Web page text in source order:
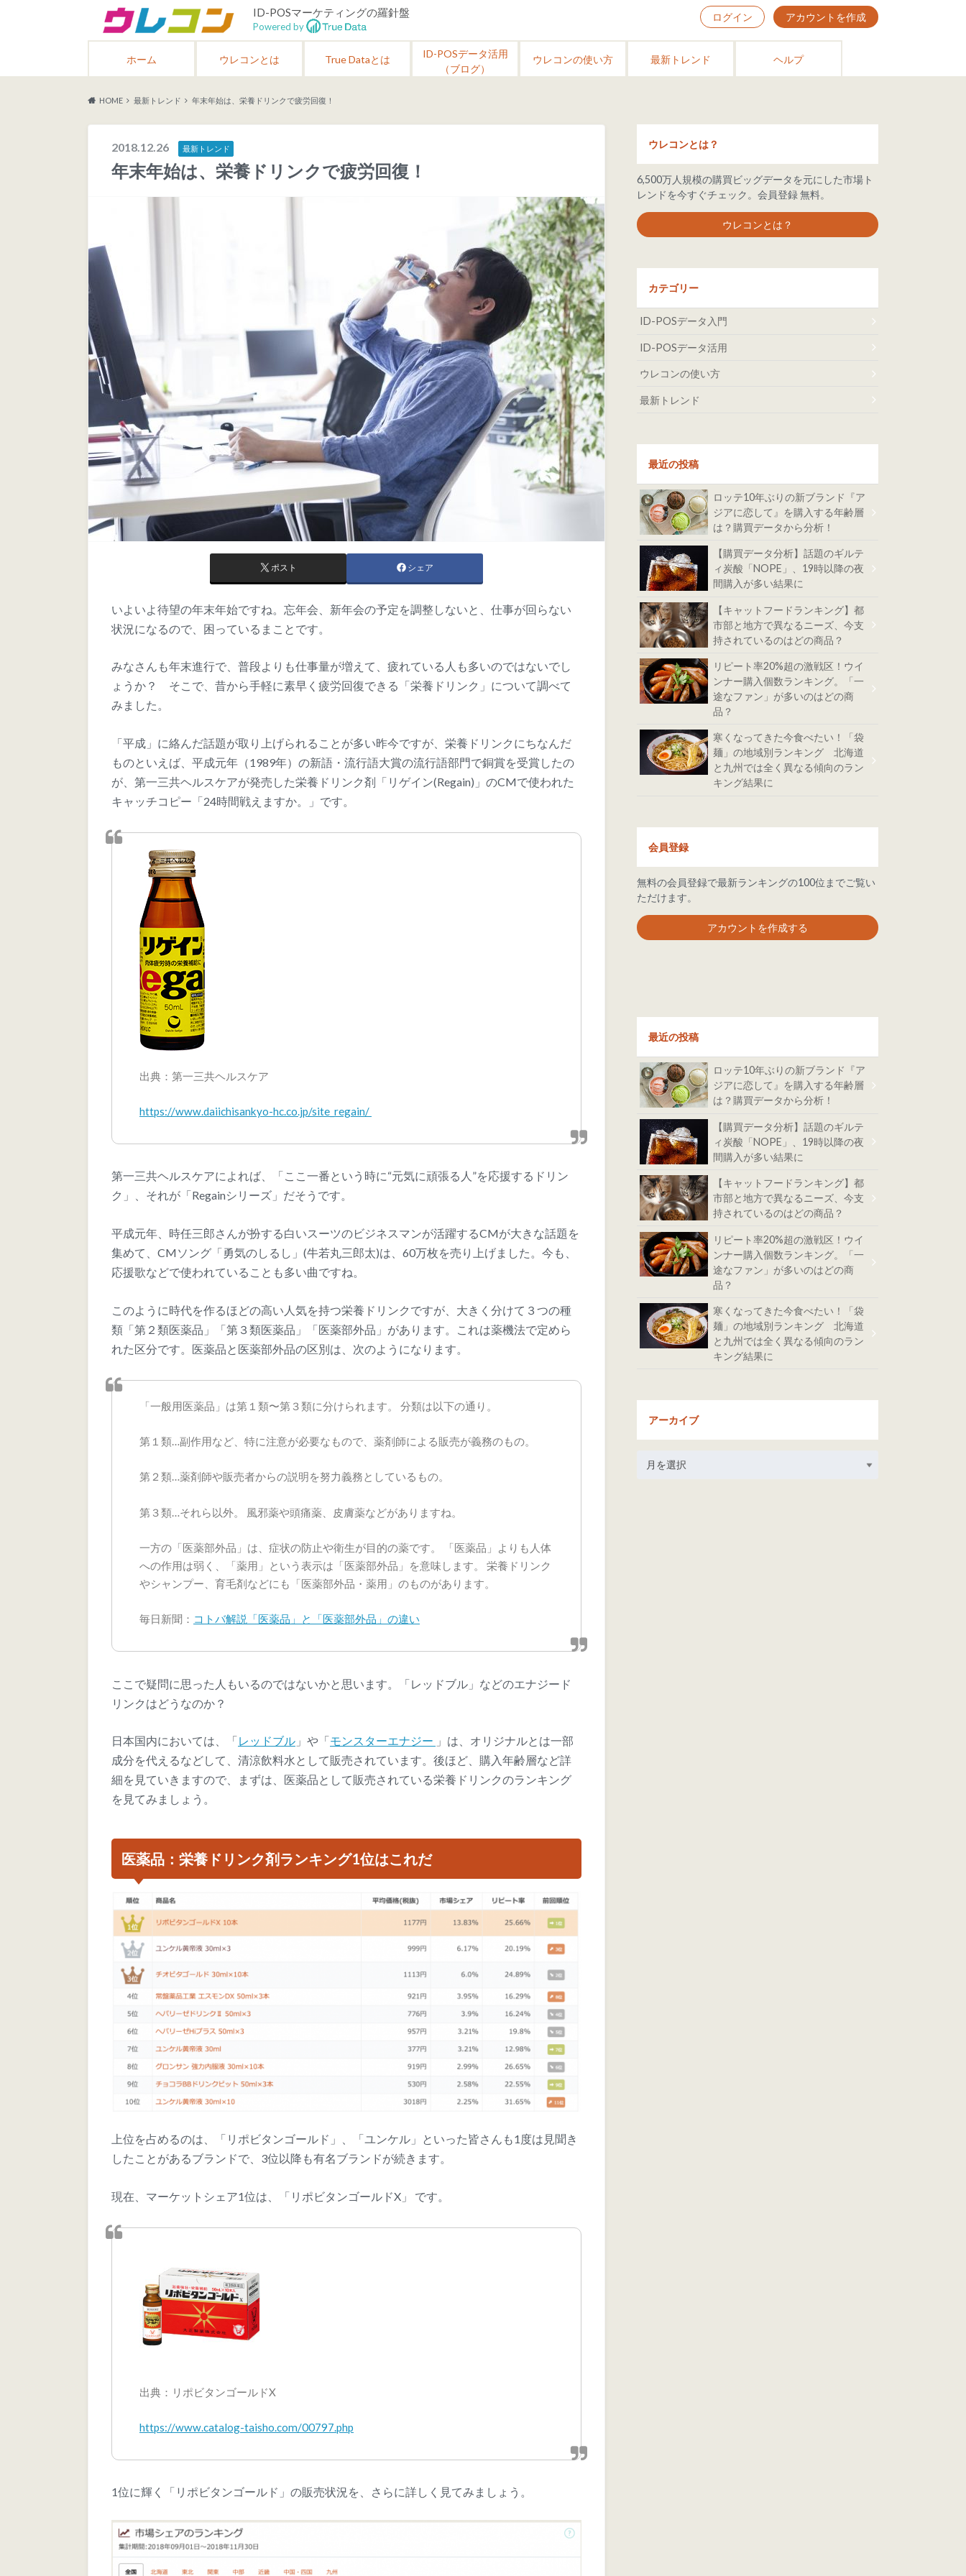
ID-POSマーケティングの羅針盤
Powered by
ログイン アカウントを作成
ホーム ウレコンとは True Dataとは
ID-POSデータ活用
（ブログ）
ウレコンの使い方 最新トレンド ヘルプ
HOME 最新トレンド 年末年始は、栄養ドリンクで疲労回復！
2018.12.26 最新トレンド
年末年始は、栄養ドリンクで疲労回復！
ポスト シェア
いよいよ待望の年末年始ですね。忘年会、新年会の予定を調整しないと、仕事が回らない
状況になるので、困っているまことです。
みなさんも年末進行で、普段よりも仕事量が増えて、疲れている人も多いのではないでし
ょうか？ そこで、昔から手軽に素早く疲労回復できる「栄養ドリンク」について調べて
みました。
「平成」に絡んだ話題が取り上げられることが多い昨今ですが、栄養ドリンクにちなんだ
ものといえば、平成元年（1989年）の新語・流行語大賞の流行語部門で銅賞を受賞したの
が、第一三共ヘルスケアが発売した栄養ドリンク剤「リゲイン(Regain)」のCMで使われた
キャッチコピー「24時間戦えますか。」です。
出典：第一三共ヘルスケア
https://www.daiichisankyo-hc.co.jp/site_regain/
第一三共ヘルスケアによれば、「ここ一番という時に“元気に頑張る人”を応援するドリン
ク」、それが「Regainシリーズ」だそうです。
平成元年、時任三郎さんが扮する白いスーツのビジネスマンが活躍するCMが大きな話題を
集めて、CMソング「勇気のしるし」(牛若丸三郎太)は、60万枚を売り上げました。今も、
応援歌などで使われていることも多い曲ですね。
このように時代を作るほどの高い人気を持つ栄養ドリンクですが、大きく分けて３つの種
類「第２類医薬品」「第３類医薬品」「医薬部外品」があります。これは薬機法で定めら
れた区分です。医薬品と医薬部外品の区別は、次のようになります。
「一般用医薬品」は第１類〜第３類に分けられます。 分類は以下の通り。
第１類…副作用など、特に注意が必要なもので、薬剤師による販売が義務のもの。
第２類…薬剤師や販売者からの説明を努力義務としているもの。
第３類…それら以外。 風邪薬や頭痛薬、皮膚薬などがありますね。
一方の「医薬部外品」は、症状の防止や衛生が目的の薬です。 「医薬品」よりも人体
への作用は弱く、「薬用」という表示は「医薬部外品」を意味します。 栄養ドリンク
やシャンプー、育毛剤などにも「医薬部外品・薬用」のものがあります。
毎日新聞： コトバ解説「医薬品」と「医薬部外品」の違い
ここで疑問に思った人もいるのではないかと思います。「レッドブル」などのエナジード
リンクはどうなのか？
日本国内においては、「レッドブル 」や「モンスターエナジー 」は、オリジナルとは一部
成分を代えるなどして、清涼飲料水として販売されています。後ほど、購入年齢層など詳
細を見ていきますので、まずは、医薬品として販売されている栄養ドリンクのランキング
を見てみましょう。
医薬品：栄養ドリンク剤ランキング1位はこれだ
上位を占めるのは、「リポビタンゴールド」、「ユンケル」といった皆さんも1度は見聞き
したことがあるブランドで、3位以降も有名ブランドが続きます。
現在、マーケットシェア1位は、「リポビタンゴールドX」 です。
出典：リポビタンゴールドX
https://www.catalog-taisho.com/00797.php
1位に輝く「リポビタンゴールド」の販売状況を、さらに詳しく見てみましょう。
ウレコンとは？
6,500万人規模の購買ビッグデータを元にした市場ト
レンドを今すぐチェック。会員登録 無料。
ウレコンとは？
カテゴリー
ID-POSデータ入門
ID-POSデータ活用
ウレコンの使い方
最新トレンド
最近の投稿
ロッテ10年ぶりの新ブランド『ア
ジアに恋して』を購入する年齢層
は？購買データから分析！
【購買データ分析】話題のギルテ
ィ炭酸「NOPE」、19時以降の夜
間購入が多い結果に
【キャットフードランキング】都
市部と地方で異なるニーズ、今支
持されているのはどの商品？
リピート率20%超の激戦区！ウイ
ンナー購入個数ランキング。「一
途なファン」が多いのはどの商
品？
寒くなってきた今食べたい！「袋
麺」の地域別ランキング 北海道
と九州では全く異なる傾向のラン
キング結果に
会員登録
無料の会員登録で最新ランキングの100位までご覧い
ただけます。
アカウントを作成する
最近の投稿
ロッテ10年ぶりの新ブランド『ア
ジアに恋して』を購入する年齢層
は？購買データから分析！
【購買データ分析】話題のギルテ
ィ炭酸「NOPE」、19時以降の夜
間購入が多い結果に
【キャットフードランキング】都
市部と地方で異なるニーズ、今支
持されているのはどの商品？
リピート率20%超の激戦区！ウイ
ンナー購入個数ランキング。「一
途なファン」が多いのはどの商
品？
寒くなってきた今食べたい！「袋
麺」の地域別ランキング 北海道
と九州では全く異なる傾向のラン
キング結果に
アーカイブ